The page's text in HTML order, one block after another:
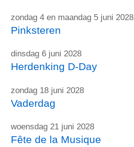
zondag 4 en maandag 5 juni 2028
Pinksteren
dinsdag 6 juni 2028
Herdenking D-Day
zondag 18 juni 2028
Vaderdag
woensdag 21 juni 2028
Fête de la Musique